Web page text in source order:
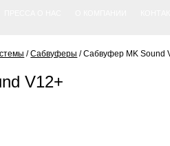
/Сабвуферы /Сабвуфер MK Sound
V12+